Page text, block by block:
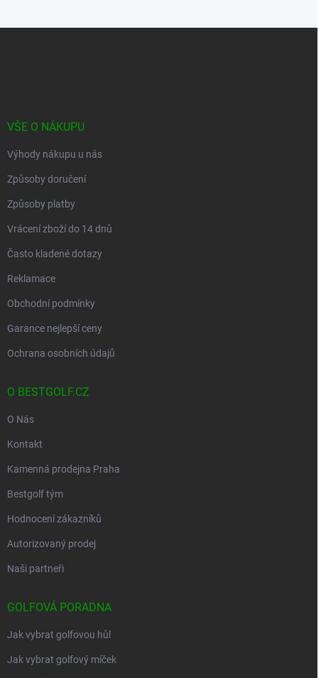
VŠE O NÁKUPU
Výhody nákupu u nás
Způsoby doručení
Způsoby platby
Vrácení zboží do 14 dnů
Často kladené dotazy
Reklamace
Obchodní podmínky
Garance nejlepší ceny
Ochrana osobních údajů
O BESTGOLF.CZ
O Nás
Kontakt
Kamenná prodejna Praha
Bestgolf tým
Hodnocení zákazníků
Autorizovaný prodej
Naši partneři
GOLFOVÁ PORADNA
Jak vybrat golfovou hůl
Jak vybrat golfový míček